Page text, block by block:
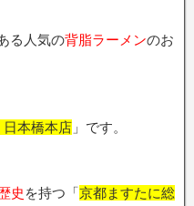
る人気の背脂ラーメンのお
本橋本店 」です。
史 を持つ「京都ますたに総